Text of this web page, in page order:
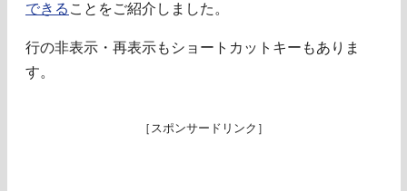
できる ことをご紹介しました。
行の非表示・再表示もショートカットキーもありま
す。
［スポンサードリンク］